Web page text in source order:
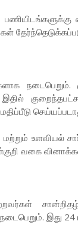
இதில்
உளவியல்
வகை
நடைபெறும். இது